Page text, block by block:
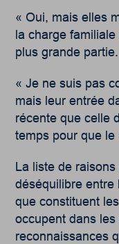
« Oui, mais elles
la charge familiale
plus grande
« Je ne suis pas
mais leur entrée
récente que celle
temps pour que
La liste de
déséquilibre entre
que constituent
occupent dans
reconnaissances